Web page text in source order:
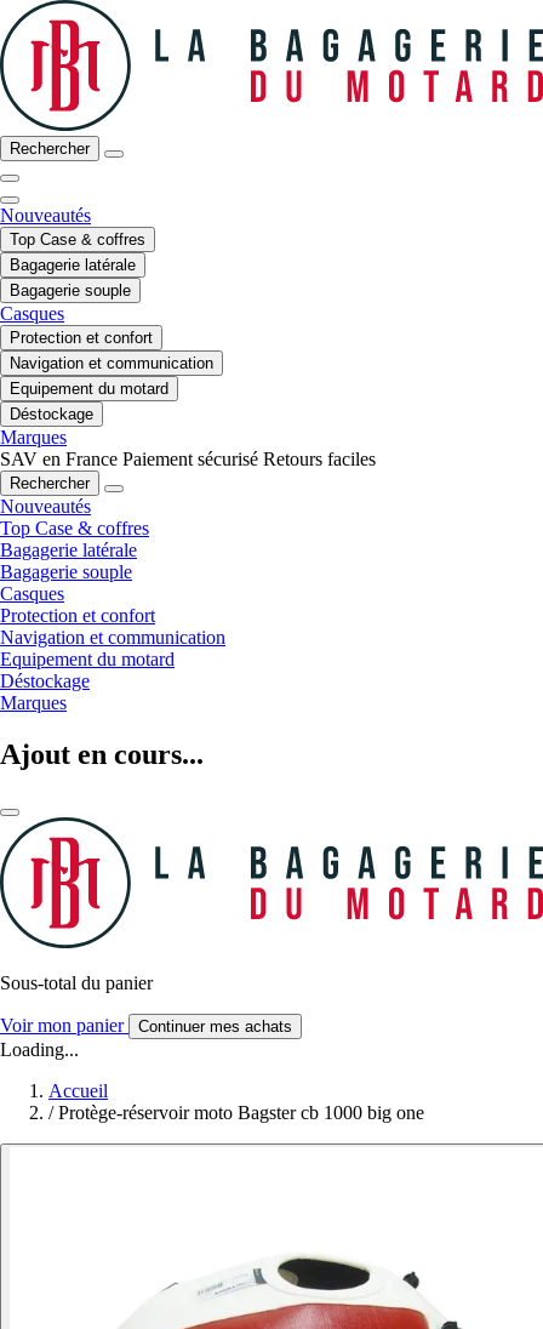
Rechercher
Nouveautés
Top Case & coffres
Bagagerie latérale
Bagagerie souple
Casques
Protection et confort
Navigation et communication
Equipement du motard
Déstockage
Marques
SAV en France Paiement sécurisé Retours faciles
Rechercher
Nouveautés
Top Case & coffres
Bagagerie latérale
Bagagerie souple
Casques
Protection et confort
Navigation et communication
Equipement du motard
Déstockage
Marques
Ajout en cours...
Sous-total du panier
Voir mon panier Continuer mes achats
Loading...
Accueil
/ Protège-réservoir moto Bagster cb 1000 big one